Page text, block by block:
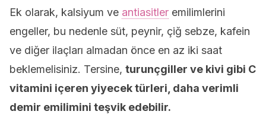
Ek olarak, kalsiyum ve antiasitler emilimlerini
engeller, bu nedenle süt, peynir, çiğ sebze, kafein
ve diğer ilaçları almadan önce en az iki saat
beklemelisiniz. Tersine, turunçgiller ve kivi gibi C
vitamini içeren yiyecek türleri, daha verimli
demir emilimini teşvik edebilir.